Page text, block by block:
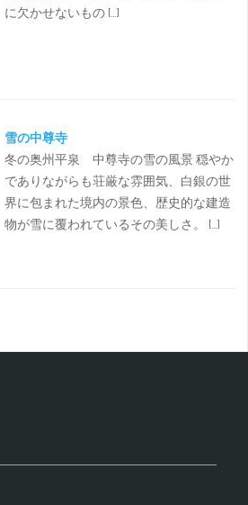
に欠かせないもの […]
雪の中尊寺
冬の奥州平泉 中尊寺の雪の風景 穏やか
でありながらも荘厳な雰囲気、白銀の世
界に包まれた境内の景色、歴史的な建造
物が雪に覆われているその美しさ。 […]